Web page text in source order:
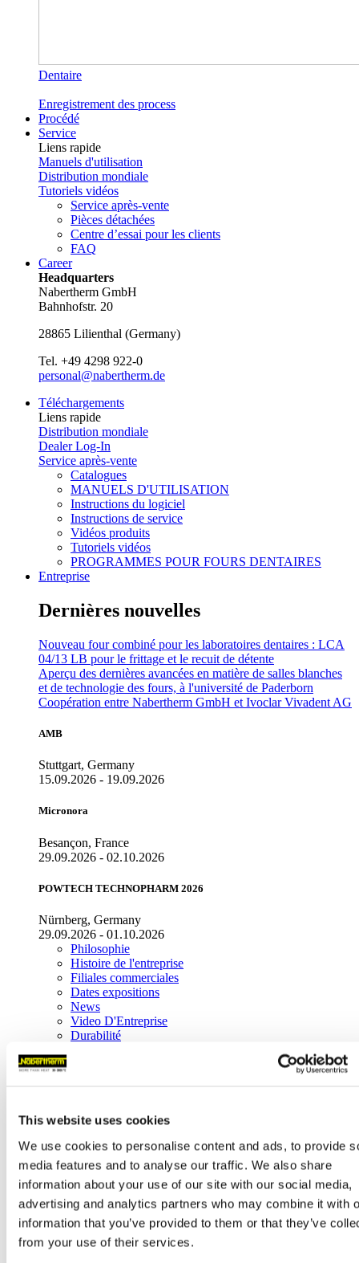
This website uses cookies
We use cookies to personalise content and ads, to provide
media features and to analyse our traffic. We also share
information about your use of our site with our social media,
advertising and analytics partners who may combine it with
information that you’ve provided to them or that they’ve
from your use of their services.
Dentaire
Enregistrement des process
Procédé
Service
Liens rapide
Manuels d'utilisation
Distribution mondiale
Tutoriels vidéos
Service après-vente
Pièces détachées
Centre d’essai pour les clients
FAQ
Career
Headquarters
Nabertherm GmbH
Bahnhofstr. 20
28865 Lilienthal (Germany)
Tel. +49 4298 922-0
personal@nabertherm.de
Téléchargements
Liens rapide
Distribution mondiale
Dealer Log-In
Service après-vente
Catalogues
MANUELS D'UTILISATION
Instructions du logiciel
Instructions de service
Vidéos produits
Tutoriels vidéos
PROGRAMMES POUR FOURS DENTAIRES
Entreprise
Dernières nouvelles
Nouveau four combiné pour les laboratoires dentaires : LCA
04/13 LB pour le frittage et le recuit de détente
Aperçu des dernières avancées en matière de salles blanches
et de technologie des fours, à l'université de Paderborn
Coopération entre Nabertherm GmbH et Ivoclar Vivadent AG
AMB
Stuttgart, Germany
15.09.2026 - 19.09.2026
Micronora
Besançon, France
29.09.2026 - 02.10.2026
POWTECH TECHNOPHARM 2026
Nürnberg, Germany
29.09.2026 - 01.10.2026
Philosophie
Histoire de l'entreprise
Filiales commerciales
Dates expositions
News
Video D'Entreprise
Durabilité
Maison Mère
28865 Lilienthal (Germany
Tel. +49 4298 922-0
contact@nabertherm.de
Livraisons entrepôt
Dr.-Sasse-Straße 31,
28865 Lilienthal (Germany)
Distribution mondiale